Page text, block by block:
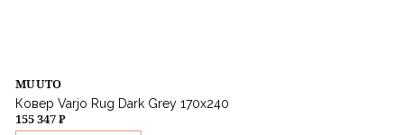
MUUTO
Ковер Varjo Rug Dark Grey 170х240
155 347 ₽